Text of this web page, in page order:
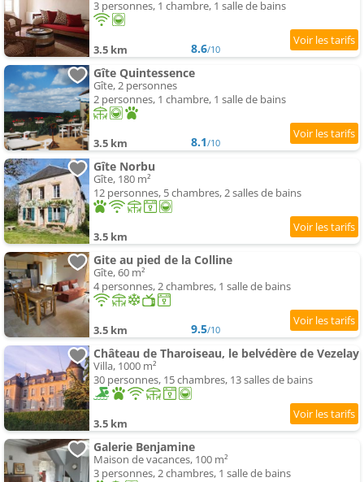
3 personnes, 1 chambre, 1 salle de bains
3.5 km 8.6/10
Gîte Quintessence
Gîte, 2 personnes
2 personnes, 1 chambre, 1 salle de bains
3.5 km 8.1/10
Gîte Norbu
Gîte, 180 m²
12 personnes, 5 chambres, 2 salles de bains
3.5 km
Gite au pied de la Colline
Gîte, 60 m²
4 personnes, 2 chambres, 1 salle de bains
3.5 km 9.5/10
Château de Tharoiseau, le belvédère de Vezelay
Villa, 1000 m²
30 personnes, 15 chambres, 13 salles de bains
3.5 km
Galerie Benjamine
Maison de vacances, 100 m²
3 personnes, 2 chambres, 1 salle de bains